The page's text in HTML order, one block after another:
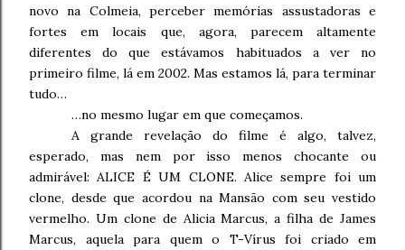
novo na Colmeia, perceber memórias assustadoras e
fortes em locais que, agora, parecem altamente
diferentes do que estávamos habituados a ver no
primeiro filme, lá em 2002. Mas estamos lá, para terminar
tudo…
…no mesmo lugar em que começamos.
A grande revelação do filme é algo, talvez,
esperado, mas nem por isso menos chocante ou
admirável: ALICE É UM CLONE. Alice sempre foi um
clone, desde que acordou na Mansão com seu vestido
vermelho. Um clone de Alicia Marcus, a filha de James
Marcus, aquela para quem o T-Vírus foi criado em